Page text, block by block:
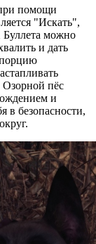
помощи
"Искать",
Буллета можно
и дать
порцию
пёс
и
в безопасности,